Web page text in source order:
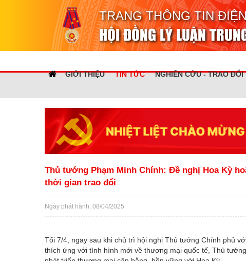
TRANG THÔNG TIN
HỘI ĐỒNG LÝ LUẬN
GIỚI THIỆU TIN TỨC NGHIÊN CỨU - TRAO ĐỔI
Thủ tướng Phạm Minh Chính: Đề nghị Hoa Kỳ
thời gian trao đổi
Ngày phát hành: 08/04/2025
Tối 7/4, ngay sau khi chủ trì hội nghị Thủ tướng Chính phủ
thích ứng với tình hình mới về thương mại quốc tế, Thủ